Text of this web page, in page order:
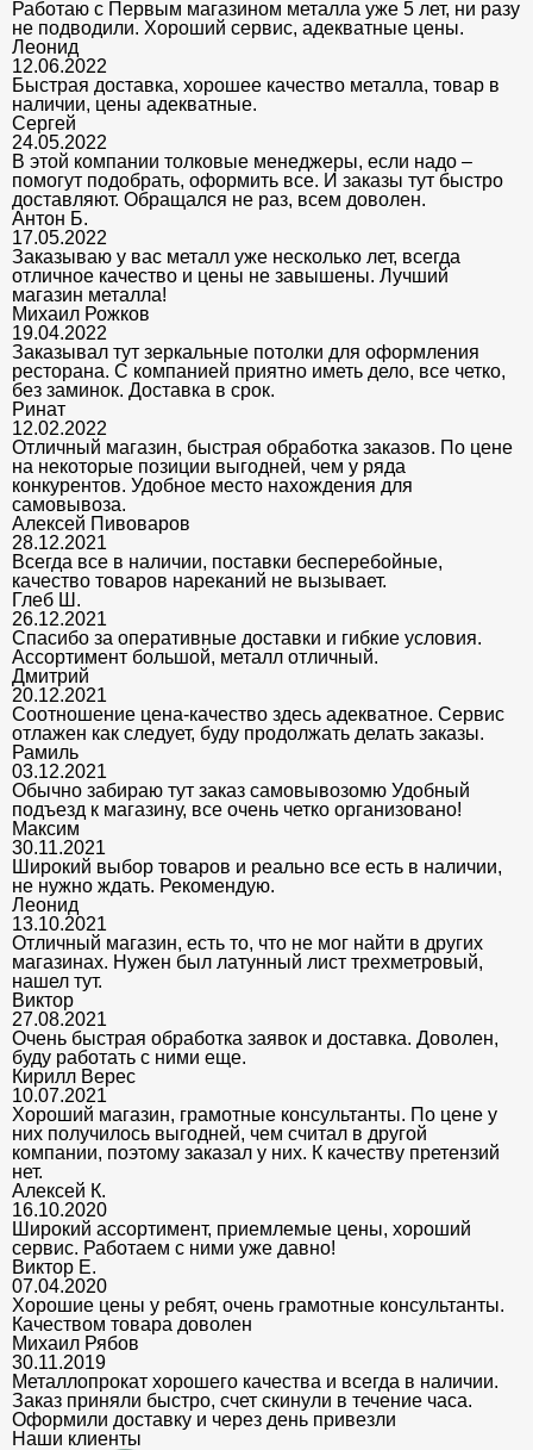
Работаю с Первым магазином металла уже 5 лет, ни разу
не подводили. Хороший сервис, адекватные цены.
Леонид
12.06.2022
Быстрая доставка, хорошее качество металла, товар в
наличии, цены адекватные.
Сергей
24.05.2022
В этой компании толковые менеджеры, если надо –
помогут подобрать, оформить все. И заказы тут быстро
доставляют. Обращался не раз, всем доволен.
Антон Б.
17.05.2022
Заказываю у вас металл уже несколько лет, всегда
отличное качество и цены не завышены. Лучший
магазин металла!
Михаил Рожков
19.04.2022
Заказывал тут зеркальные потолки для оформления
ресторана. С компанией приятно иметь дело, все четко,
без заминок. Доставка в срок.
Ринат
12.02.2022
Отличный магазин, быстрая обработка заказов. По цене
на некоторые позиции выгодней, чем у ряда
конкурентов. Удобное место нахождения для
самовывоза.
Алексей Пивоваров
28.12.2021
Всегда все в наличии, поставки бесперебойные,
качество товаров нареканий не вызывает.
Глеб Ш.
26.12.2021
Спасибо за оперативные доставки и гибкие условия.
Ассортимент большой, металл отличный.
Дмитрий
20.12.2021
Соотношение цена-качество здесь адекватное. Сервис
отлажен как следует, буду продолжать делать заказы.
Рамиль
03.12.2021
Обычно забираю тут заказ самовывозомю Удобный
подъезд к магазину, все очень четко организовано!
Максим
30.11.2021
Широкий выбор товаров и реально все есть в наличии,
не нужно ждать. Рекомендую.
Леонид
13.10.2021
Отличный магазин, есть то, что не мог найти в других
магазинах. Нужен был латунный лист трехметровый,
нашел тут.
Виктор
27.08.2021
Очень быстрая обработка заявок и доставка. Доволен,
буду работать с ними еще.
Кирилл Верес
10.07.2021
Хороший магазин, грамотные консультанты. По цене у
них получилось выгодней, чем считал в другой
компании, поэтому заказал у них. К качеству претензий
нет.
Алексей К.
16.10.2020
Широкий ассортимент, приемлемые цены, хороший
сервис. Работаем с ними уже давно!
Виктор Е.
07.04.2020
Хорошие цены у ребят, очень грамотные консультанты.
Качеством товара доволен
Михаил Рябов
30.11.2019
Металлопрокат хорошего качества и всегда в наличии.
Заказ приняли быстро, счет скинули в течение часа.
Оформили доставку и через день привезли
Наши клиенты